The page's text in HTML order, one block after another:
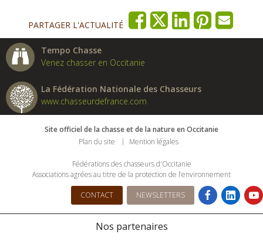
PARTAGER L'ACTUALITÉ
Tempo Chasse
Venez chasser en Occitanie
La Fédération Nationale des Chasseurs
www.chasseurdefrance.com
Site officiel de la chasse et de la nature en Occitanie
Plan du site
Mention légales
Fédérations des chasseurs d'Occitanie
Associations agrées au titre de la protection de l’environnement
CONTACT NEWSLETTERS
Nos partenaires